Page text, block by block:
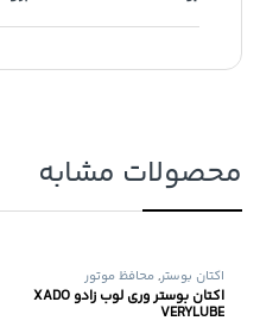
محصولات مشابه
اکتان بوستر,محافظ موتور
اکتان بوستر وری لوب زادو XADO
VERYLUBE